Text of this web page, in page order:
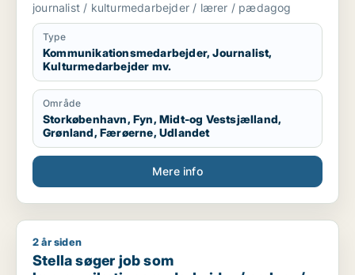
journalist / kulturmedarbejder / lærer / pædagog
Type
Kommunikationsmedarbejder, Journalist,
Kulturmedarbejder mv.
Område
Storkøbenhavn, Fyn, Midt-og Vestsjælland,
Grønland, Færøerne, Udlandet
Mere info
Stella søger job som kommunikationsmedarbejder / sælger
2 år siden
Stella søger job som